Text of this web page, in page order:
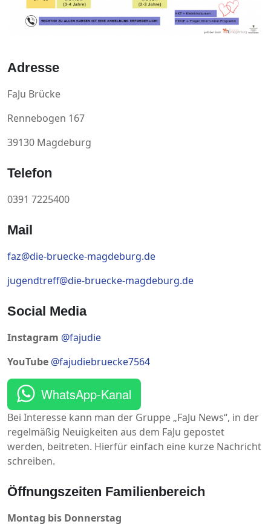
Adresse
FaJu Brücke
Rennebogen 167
39130 Magdeburg
Telefon
0391 7225400
Mail
faz@die-bruecke-magdeburg.de
jugendtreff@die-bruecke-magdeburg.de
Social Media
Instagram @fajudie
YouTube @fajudiebruecke7564
WhatsApp-Kanal
Bei Interesse kann man der Gruppe „FaJu News“, in der
regelmäßig Neuigkeiten aus dem FaJu gepostet
werden, beitreten. Hierfür einfach eine kurze Nachricht
schreiben.
Öffnungszeiten Familienbereich
Montag bis Donnerstag